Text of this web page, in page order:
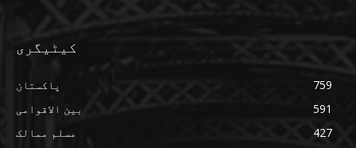
کیٹیگری
پاکستان
759
بین الاقوامی
591
مسلم ممالک
427